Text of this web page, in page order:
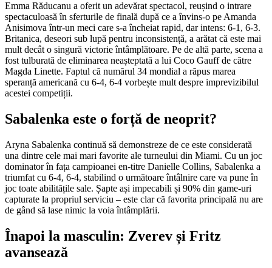
Emma Răducanu a oferit un adevărat spectacol, reușind o intrare
spectaculoasă în sferturile de finală după ce a învins-o pe Amanda
Anisimova într-un meci care s-a încheiat rapid, dar intens: 6-1, 6-3.
Britanica, deseori sub lupă pentru inconsistență, a arătat că este mai
mult decât o singură victorie întâmplătoare. Pe de altă parte, scena a
fost tulburată de eliminarea neașteptată a lui Coco Gauff de către
Magda Linette. Faptul că numărul 34 mondial a răpus marea
speranță americană cu 6-4, 6-4 vorbește mult despre imprevizibilul
acestei competiții.
Sabalenka este o forță de neoprit?
Aryna Sabalenka continuă să demonstreze de ce este considerată
una dintre cele mai mari favorite ale turneului din Miami. Cu un joc
dominator în fața campioanei en-titre Danielle Collins, Sabalenka a
triumfat cu 6-4, 6-4, stabilind o următoare întâlnire care va pune în
joc toate abilitățile sale. Șapte ași impecabili și 90% din game-uri
capturate la propriul serviciu – este clar că favorita principală nu are
de gând să lase nimic la voia întâmplării.
Înapoi la masculin: Zverev și Fritz
avansează